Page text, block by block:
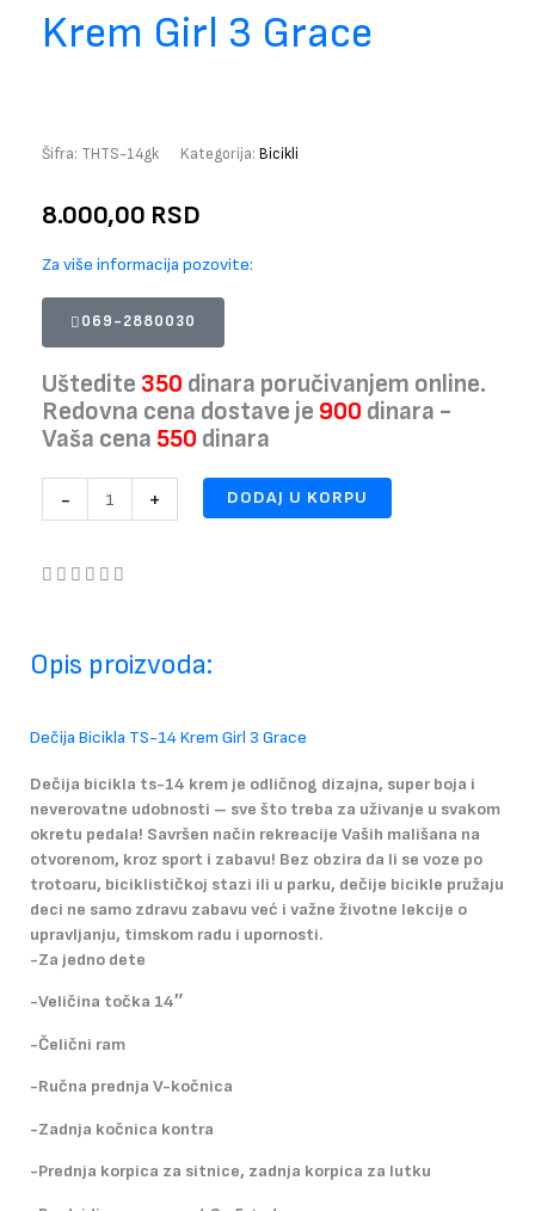
Krem Girl 3 Grace
Šifra: THTS-14gk Kategorija: Bicikli
8.000,00 RSD
Za više informacija pozovite:
069-2880030
Uštedite 350 dinara poručivanjem online.
Redovna cena dostave je 900 dinara -
Vaša cena 550 dinara
-
Bicikla
14
Grace
+ DODAJ U KORPU
Opis proizvoda:
Dečija Bicikla TS-14 Krem Girl 3 Grace
Dečija bicikla ts-14 krem je odličnog dizajna, super boja i
neverovatne udobnosti – sve što treba za uživanje u svakom
okretu pedala! Savršen način rekreacije Vaših mališana na
otvorenom, kroz sport i zabavu! Bez obzira da li se voze po
trotoaru, biciklističkoj stazi ili u parku, dečije bicikle pružaju
deci ne samo zdravu zabavu već i važne životne lekcije o
upravljanju, timskom radu i upornosti.
-Za jedno dete
-Veličina točka 14″
-Čelični ram
-Ručna prednja V-kočnica
-Zadnja kočnica kontra
-Prednja korpica za sitnice, zadnja korpica za lutku